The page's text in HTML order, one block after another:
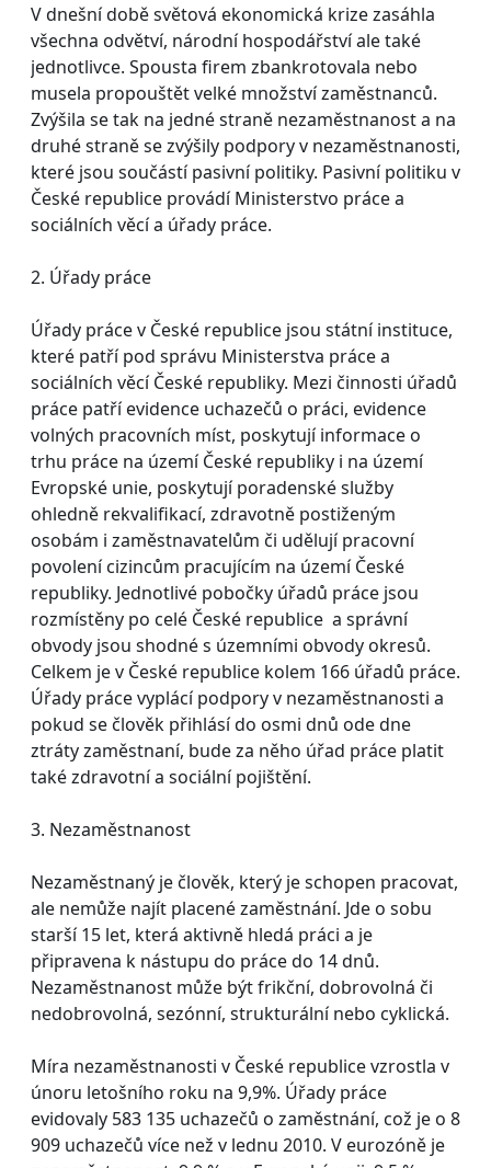
V dnešní době světová ekonomická krize zasáhla
všechna odvětví, národní hospodářství ale také
jednotlivce. Spousta firem zbankrotovala nebo
musela propouštět velké množství zaměstnanců.
Zvýšila se tak na jedné straně nezaměstnanost a na
druhé straně se zvýšily podpory v nezaměstnanosti,
které jsou součástí pasivní politiky. Pasivní politiku v
České republice provádí Ministerstvo práce a
sociálních věcí a úřady práce.
2. Úřady práce
Úřady práce v České republice jsou státní instituce,
které patří pod správu Ministerstva práce a
sociálních věcí České republiky. Mezi činnosti úřadů
práce patří evidence uchazečů o práci, evidence
volných pracovních míst, poskytují informace o
trhu práce na území České republiky i na území
Evropské unie, poskytují poradenské služby
ohledně rekvalifikací, zdravotně postiženým
osobám i zaměstnavatelům či udělují pracovní
povolení cizincům pracujícím na území České
republiky. Jednotlivé pobočky úřadů práce jsou
rozmístěny po celé České republice a správní
obvody jsou shodné s územními obvody okresů.
Celkem je v České republice kolem 166 úřadů práce.
Úřady práce vyplácí podpory v nezaměstnanosti a
pokud se člověk přihlásí do osmi dnů ode dne
ztráty zaměstnaní, bude za něho úřad práce platit
také zdravotní a sociální pojištění.
3. Nezaměstnanost
Nezaměstnaný je člověk, který je schopen pracovat,
ale nemůže najít placené zaměstnání. Jde o sobu
starší 15 let, která aktivně hledá práci a je
připravena k nástupu do práce do 14 dnů.
Nezaměstnanost může být frikční, dobrovolná či
nedobrovolná, sezónní, strukturální nebo cyklická.
Míra nezaměstnanosti v České republice vzrostla v
únoru letošního roku na 9,9%. Úřady práce
evidovaly 583 135 uchazečů o zaměstnání, což je o 8
909 uchazečů více než v lednu 2010. V eurozóně je